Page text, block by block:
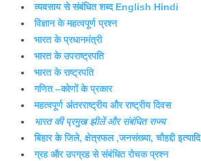
व्यवसाय से संबंधित शब्द English Hindi
विज्ञान के महत्वपूर्ण प्रश्न
भारत के प्रधानमंत्री
भारत के उपराष्ट्रपति
भारत के राष्ट्रपति
गणित –कोणों के प्रकार
महत्वपूर्ण अंतरराष्ट्रीय और राष्ट्रीय दिवस
भारत की प्रमुख झीलें और संबंधित राज्य
बिहार के जिले, क्षेत्रफल ,जनसंख्या, चौहद्दी इत्यादि
ग्रह और उपग्रह से संबंधित रोचक प्रश्न